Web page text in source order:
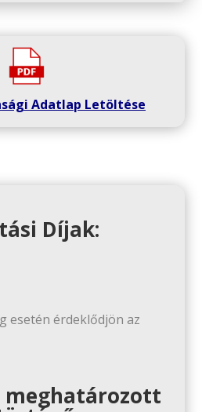
Adatlap Letöltése
Díjak:
esetén érdeklődjön az
meghatározott